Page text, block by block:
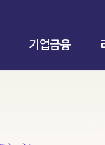
기업금융